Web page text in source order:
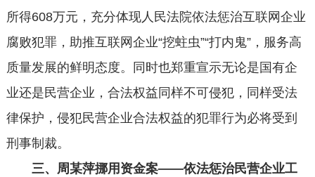
所得608万元，充分体现人民法院依法惩治互联网企业
腐败犯罪，助推互联网企业“挖蛀虫”“打内鬼”，服务高
质量发展的鲜明态度。同时也郑重宣示无论是国有企
业还是民营企业，合法权益同样不可侵犯，同样受法
律保护，侵犯民营企业合法权益的犯罪行为必将受到
刑事制裁。
三、周某萍挪用资金案——依法惩治民营企业工